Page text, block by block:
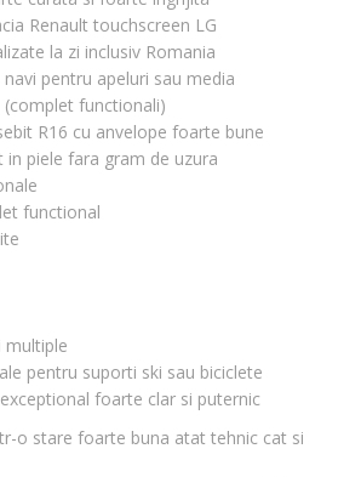
Renault touchscreen LG
la zi inclusiv Romania
pentru apeluri sau media
functionali)
R16 cu anvelope foarte bune
piele fara gram de uzura
functional
multiple
pentru suporti ski sau biciclete
foarte clar si puternic
o stare foarte buna atat tehnic cat si